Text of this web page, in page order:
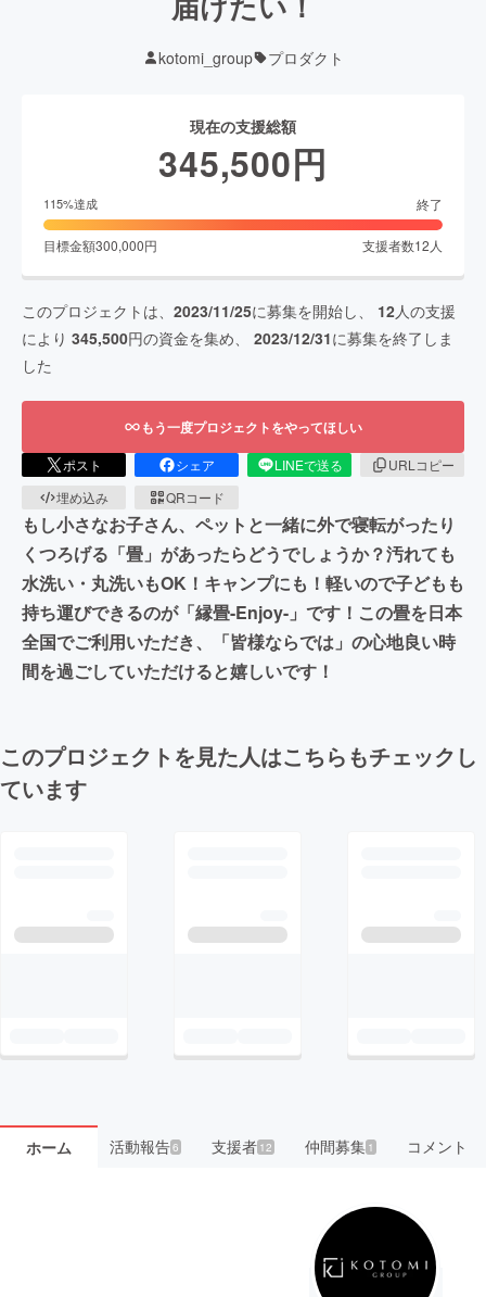
kotomi_group プロダクト
現在の支援総額
345,500円
115%達成 終了
目標金額300,000円 支援者数12 人
このプロジェクトは、 2023/11/25に募集を開始し、 12人の支援
により 345,500円の資金を集め、 2023/12/31に募集を終了しま
した
もう一度プロジェクトをやってほしい
ポスト シェア LINEで送る
URLコピー
埋め込み
QRコード
もし小さなお子さん、ペットと一緒に外で寝転がったり
くつろげる「畳」があったらどうでしょうか？汚れても
水洗い・丸洗いもOK！キャンプにも！軽いので子どもも
持ち運びできるのが「縁畳-Enjoy-」です！この畳を日本
全国でご利用いただき、「皆様ならでは」の心地良い時
間を過ごしていただけると嬉しいです！
このプロジェクトを見た人はこちらもチェックし
ています
ホーム 活動報告6 支援者 12 仲間募集 1 コメント